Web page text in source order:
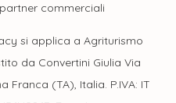
commerciali
si applica a Agriturismo
da Convertini Giulia Via
Franca (TA), Italia. P.IVA: IT